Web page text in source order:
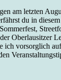
am letzten
du in
Oberlausitzer
ich vorsorglich